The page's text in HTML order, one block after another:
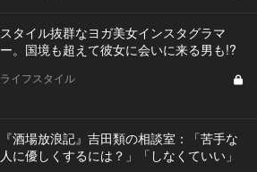
スタイル抜群なヨガ美女インスタグラマ
ー。国境も超えて彼女に会いに来る男も!?
ライフスタイル
『酒場放浪記』吉田類の相談室：「苦手な
人に優しくするには？」「しなくていい」